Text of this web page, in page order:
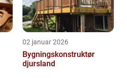
02 januar 2026
Bygningskonstruktør
djursland